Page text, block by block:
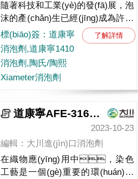
隨著科技和工業(yè)的發(fā)展，泡
沫的產(chǎn)生已經(jīng)成為許多
領(lǐng)域中需要解決的問(wèn)
題。為了控制水相體系中的泡
沫，道康寧1410消泡劑應
(yīng)運(yùn)而生，下面是它子啊
不同領(lǐng)域的應(yīng)用范...
標(biāo)簽：道康寧
消泡劑,道康寧1410
消泡劑,陶氏/陶熙
Xiameter消泡劑
了解詳情
道康寧AFE-3168消泡劑的相關(guān)特點(diǎn)介紹
2023-10-23
編輯：大川進(jìn)口消泡劑
在織物應(yīng)用中，染色
工藝是一個(gè)重要的環(huán)節